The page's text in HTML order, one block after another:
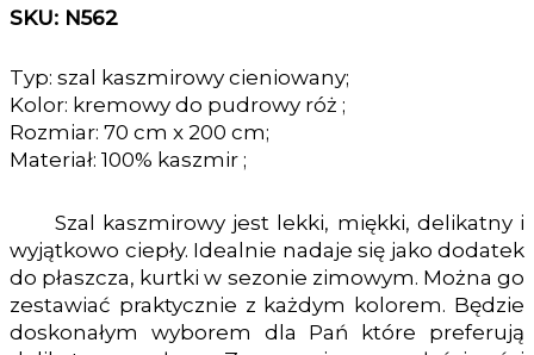
SKU: N562
Typ: szal kaszmirowy cieniowany;
Kolor: kremowy do pudrowy róż ;
Rozmiar: 70 cm x 200 cm;
Materiał: 100% kaszmir ;
Szal kaszmirowy jest lekki, miękki, delikatny i
wyjątkowo ciepły. Idealnie nadaje się jako dodatek
do płaszcza, kurtki w sezonie zimowym. Można go
zestawiać praktycznie z każdym kolorem. Będzie
doskonałym wyborem dla Pań które preferują